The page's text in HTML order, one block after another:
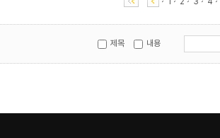
제목 내용